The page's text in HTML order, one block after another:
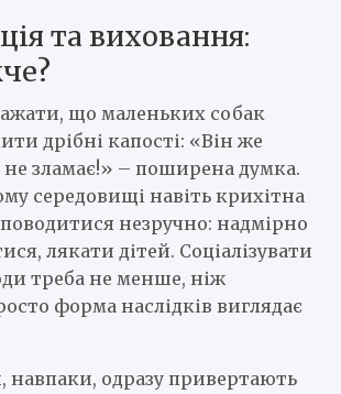
та виховання:
що маленьких собак
дрібні капості: «Він же
зламає!» – поширена думка.
середовищі навіть крихітна
незручно: надмірно
лякати дітей. Соціалізувати
треба не менше, ніж
форма наслідків виглядає
навпаки, одразу привертають